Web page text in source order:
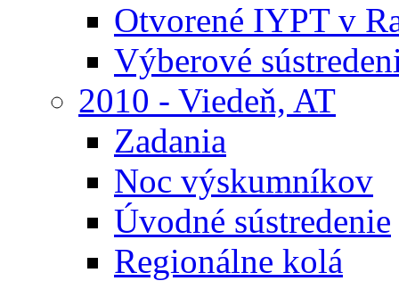
Otvorené IYPT v
Výberové
2010 - Viedeň, AT
Zadania
Noc výskumníkov
Úvodné sústredenie
Regionálne kolá